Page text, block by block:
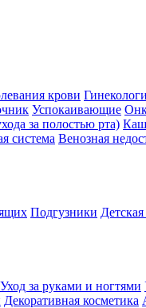
крови
Успокаивающие
за полостью рта)
система Венозная
Подгузники
Уход за руками и ногтями
Декоративная косметика